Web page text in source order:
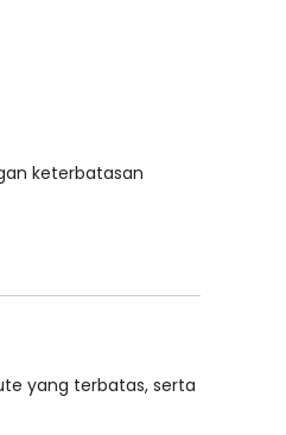
keterbatasan
yang terbatas, serta